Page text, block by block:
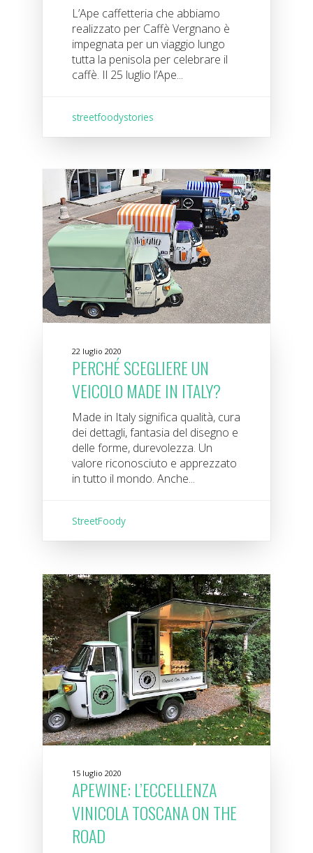
L’Ape caffetteria che abbiamo
realizzato per Caffè Vergnano è
impegnata per un viaggio lungo
tutta la penisola per celebrare il
caffè. Il 25 luglio l’Ape...
streetfoodystories
22 luglio 2020
PERCHÉ SCEGLIERE UN
VEICOLO MADE IN ITALY?
Made in Italy significa qualità, cura
dei dettagli, fantasia del disegno e
delle forme, durevolezza. Un
valore riconosciuto e apprezzato
in tutto il mondo. Anche...
StreetFoody
15 luglio 2020
APEWINE: L’ECCELLENZA
VINICOLA TOSCANA ON THE
ROAD